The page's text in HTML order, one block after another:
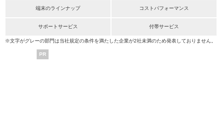
端末のラインナップ コストパフォーマンス
サポートサービス 付帯サービス
※文字がグレーの部門は当社規定の条件を満たした企業が2社未満のため発表しておりません。
PR